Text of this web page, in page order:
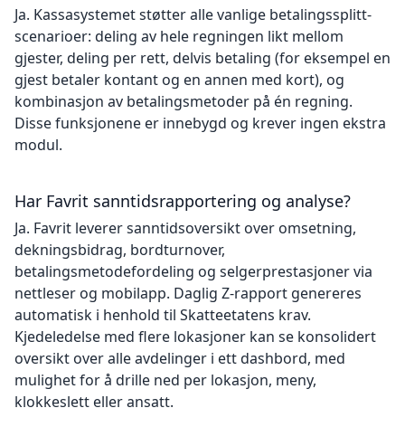
Ja. Kassasystemet støtter alle vanlige betalingssplitt-
scenarioer: deling av hele regningen likt mellom
gjester, deling per rett, delvis betaling (for eksempel en
gjest betaler kontant og en annen med kort), og
kombinasjon av betalingsmetoder på én regning.
Disse funksjonene er innebygd og krever ingen ekstra
modul.
Har Favrit sanntidsrapportering og analyse?
Ja. Favrit leverer sanntidsoversikt over omsetning,
dekningsbidrag, bordturnover,
betalingsmetodefordeling og selgerprestasjoner via
nettleser og mobilapp. Daglig Z-rapport genereres
automatisk i henhold til Skatteetatens krav.
Kjedeledelse med flere lokasjoner kan se konsolidert
oversikt over alle avdelinger i ett dashbord, med
mulighet for å drille ned per lokasjon, meny,
klokkeslett eller ansatt.